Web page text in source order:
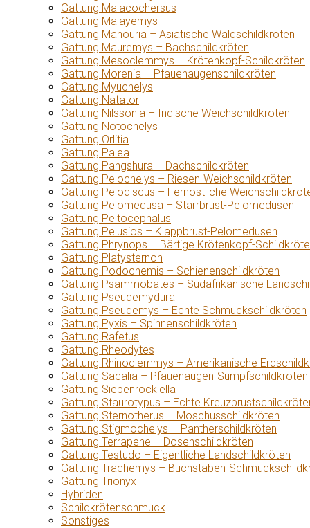
Gattung Malacochersus
Gattung Malayemys
Gattung Manouria – Asiatische Waldschildkröten
Gattung Mauremys – Bachschildkröten
Gattung Mesoclemmys – Krötenkopf-Schildkröten
Gattung Morenia – Pfauenaugenschildkröten
Gattung Myuchelys
Gattung Natator
Gattung Nilssonia – Indische Weichschildkröten
Gattung Notochelys
Gattung Orlitia
Gattung Palea
Gattung Pangshura – Dachschildkröten
Gattung Pelochelys – Riesen-Weichschildkröten
Gattung Pelodiscus – Fernöstliche
Gattung Pelomedusa – Starrbrust-Pelomedusen
Gattung Peltocephalus
Gattung Pelusios – Klappbrust-Pelomedusen
Gattung Phrynops – Bärtige Krötenkopf-
Gattung Platysternon
Gattung Podocnemis – Schienenschildkröten
Gattung Psammobates – Südafrikanische
Gattung Pseudemydura
Gattung Pseudemys – Echte Schmuckschildkröten
Gattung Pyxis – Spinnenschildkröten
Gattung Rafetus
Gattung Rheodytes
Gattung Rhinoclemmys – Amerikanische
Gattung Sacalia – Pfauenaugen-Sumpfschildkröten
Gattung Siebenrockiella
Gattung Staurotypus – Echte
Gattung Sternotherus – Moschusschildkröten
Gattung Stigmochelys – Pantherschildkröten
Gattung Terrapene – Dosenschildkröten
Gattung Testudo – Eigentliche Landschildkröten
Gattung Trachemys – Buchstaben-
Gattung Trionyx
Hybriden
Schildkrötenschmuck
Sonstiges